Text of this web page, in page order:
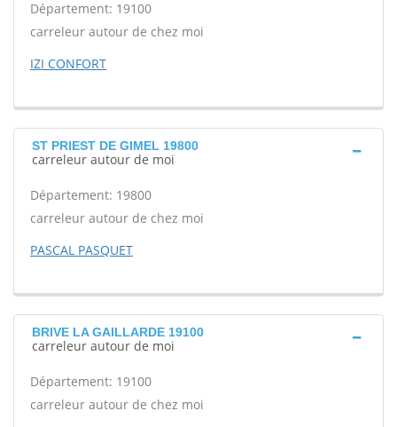
Département: 19100
carreleur autour de chez moi
IZI CONFORT
ST PRIEST DE GIMEL 19800
carreleur autour de moi
Département: 19800
carreleur autour de chez moi
PASCAL PASQUET
BRIVE LA GAILLARDE 19100
carreleur autour de moi
Département: 19100
carreleur autour de chez moi